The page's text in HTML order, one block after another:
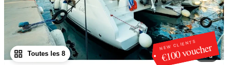
NEW CLIENTS
€100 voucher
1 /8
Toutes les 8